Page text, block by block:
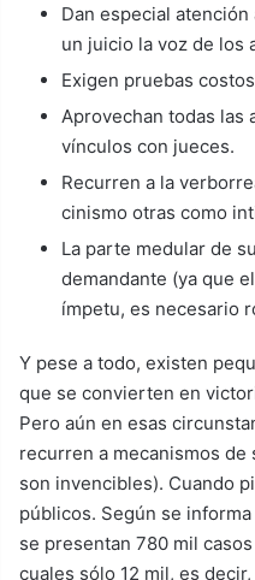
Dan especial
un juicio la voz de los
Exigen pruebas
Aprovechan todas las
vínculos con jueces.
Recurren a la
cinismo otras como
La parte medular de
demandante (ya que
ímpetu, es necesario
Y pese a todo, existen
que se convierten en
Pero aún en esas
recurren a mecanismos de
son invencibles). Cuando
públicos. Según se
se presentan 780 mil
cuales sólo 12 mil, es